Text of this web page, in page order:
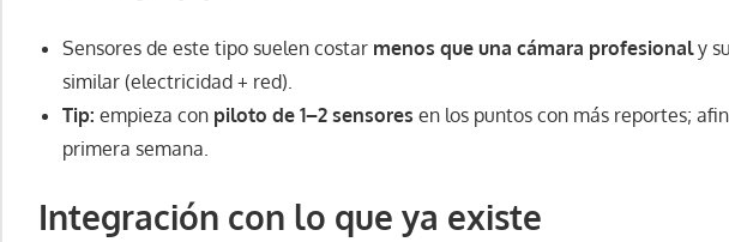
Sensores de este tipo suelen costar menos que una cámara profesionaly
similar (electricidad + red).
Tip: empieza con piloto de 1–2 sensores en los puntos con más reportes;
primera semana.
Integración con lo que ya existe